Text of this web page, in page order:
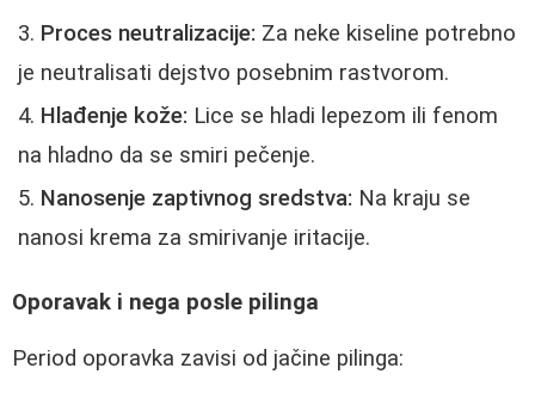
Proces neutralizacije: Za neke kiseline potrebno
je neutralisati dejstvo posebnim rastvorom.
Hlađenje kože: Lice se hladi lepezom ili fenom
na hladno da se smiri pečenje.
Nanosenje zaptivnog sredstva: Na kraju se
nanosi krema za smirivanje iritacije.
Oporavak i nega posle pilinga
Period oporavka zavisi od jačine pilinga: